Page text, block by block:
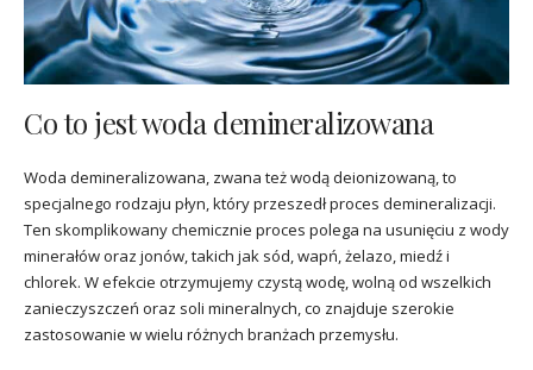
Co to jest woda demineralizowana
Woda demineralizowana, zwana też wodą deionizowaną, to
specjalnego rodzaju płyn, który przeszedł proces demineralizacji.
Ten skomplikowany chemicznie proces polega na usunięciu z wody
minerałów oraz jonów, takich jak sód, wapń, żelazo, miedź i
chlorek. W efekcie otrzymujemy czystą wodę, wolną od wszelkich
zanieczyszczeń oraz soli mineralnych, co znajduje szerokie
zastosowanie w wielu różnych branżach przemysłu.